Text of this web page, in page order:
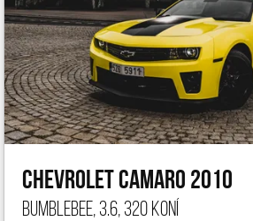
Chevrolet Camaro 2010
Bumblebee, 3.6, 320 koní